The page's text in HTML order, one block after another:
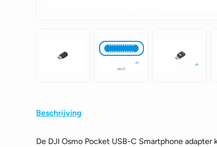
Beschrijving
De DJI Osmo Pocket USB-C Smartphone